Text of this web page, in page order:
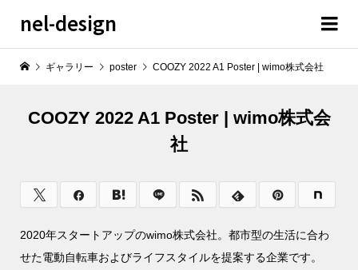
nel-design
ギャラリー poster COOZY 2022 A1 Poster | wimo株式会社
COOZY 2022 A1 Poster | wimo株式会
社
2020年スタートアップのwimo株式会社。都市型の生活に合わ
せた電動自転車およびライフスタイルを提案する企業です。